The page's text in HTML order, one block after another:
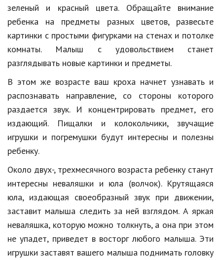
Домашние животные
Семья и дети
Путешествия
Строительство
Культура и общество
Мода и стиль
Бизнес
Хобби и развлечения
Финансы
Юриспруденция
Природа
Образование
Наука и технологии
зеленый и красный цвета. Обращайте внимание
ребенка на предметы разных цветов, развесьте
картинки с простыми фигурками на стенах и потолке
комнаты. Малыш с удовольствием станет
разглядывать новые картинки и предметы.
В этом же возрасте ваш кроха начнет узнавать и
распознавать направление, со стороны которого
раздается звук. И концентрировать предмет, его
издающий. Пищалки и колокольчики, звучащие
игрушки и погремушки будут интересны и полезны
ребенку.
Около двух-, трехмесячного возраста ребенку станут
интересны неваляшки и юла (волчок). Крутящаяся
юла, издающая своеобразный звук при движении,
заставит малыша следить за ней взглядом. А яркая
неваляшка, которую можно толкнуть, а она при этом
не упадет, приведет в восторг любого малыша. Эти
игрушки заставят вашего малыша поднимать головку